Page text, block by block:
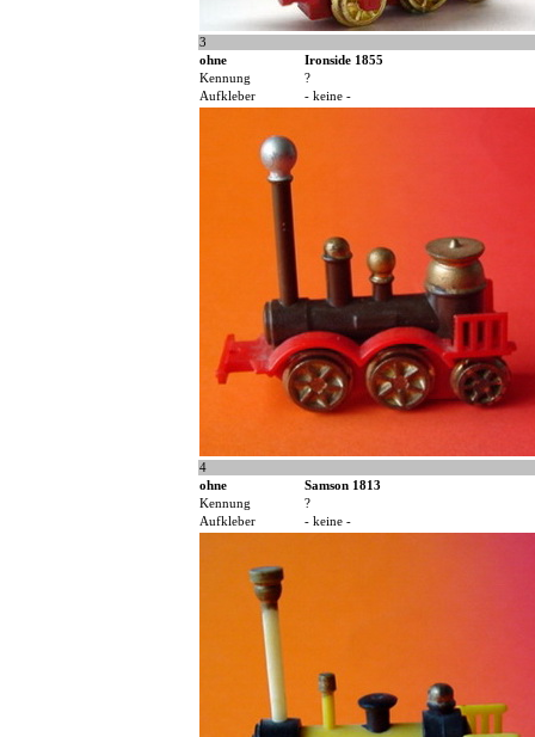
3
ohne
Ironside 1855
Kennung
?
Aufkleber
- keine -
4
ohne
Samson 1813
Kennung
?
Aufkleber
- keine -